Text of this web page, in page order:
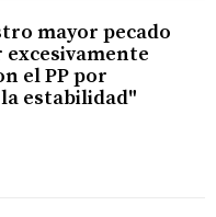
mayor pecado
excesivamente
el PP por
estabilidad"